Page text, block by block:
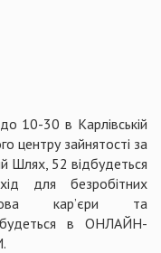
10-30 в Карлівській
центру зайнятості за
Шлях, 52 відбудеться
для безробітних
кар’єри та
в ОНЛАЙН-